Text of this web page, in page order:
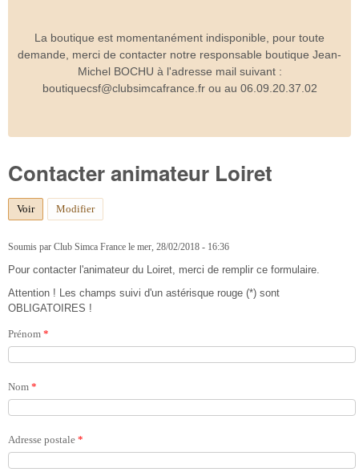
La boutique est momentanément indisponible, pour toute
demande, merci de contacter notre responsable boutique Jean-
Michel BOCHU à l'adresse mail suivant :
boutiquecsf@clubsimcafrance.fr ou au 06.09.20.37.02
Contacter animateur Loiret
Voir(onglet actif)
Modifier
Soumis par Club Simca France le mer, 28/02/2018 - 16:36
Pour contacter l'animateur du Loiret, merci de remplir ce formulaire.
Attention ! Les champs suivi d'un astérisque rouge (*) sont
OBLIGATOIRES !
Prénom *
Nom *
Adresse postale *